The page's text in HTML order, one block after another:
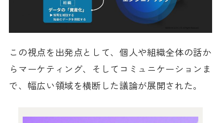
この視点を出発点として、個人や組織全体の話か
らマーケティング、そしてコミュニケーションま
で、幅広い領域を横断した議論が展開された。